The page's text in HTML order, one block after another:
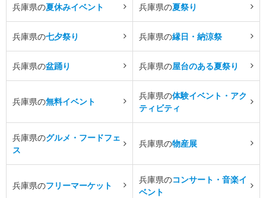
兵庫県の夏休みイベント 兵庫県の夏祭り
兵庫県の七夕祭り 兵庫県の縁日・納涼祭
兵庫県の盆踊り 兵庫県の屋台のある夏祭り
兵庫県の無料イベント
兵庫県の体験イベント・アク
ティビティ
兵庫県のグルメ・フードフェ
ス
兵庫県の物産展
兵庫県のフリーマーケット
兵庫県のコンサート・音楽イ
ベント